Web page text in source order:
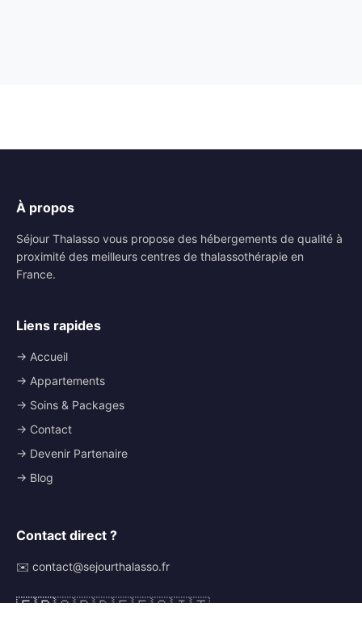
À propos
Séjour Thalasso vous propose des hébergements de qualité à
proximité des meilleurs centres de thalassothérapie en
France.
Liens rapides
→ Accueil
→ Appartements
→ Soins & Packages
→ Contact
→ Devenir Partenaire
→ Blog
Contact direct ?
✉️ contact@sejourthalasso.fr
🇫🇷🇬🇧🇩🇪🇪🇸🇮🇹